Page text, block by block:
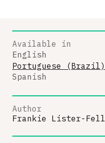
Available in
English
Portuguese (Brazil)
Spanish
Author
Frankie Lister-Fell